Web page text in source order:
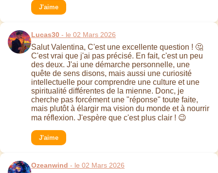
J'aime
Lucas30 - le 02 Mars 2026
Salut Valentina, C'est une excellente question ! 🤔
C'est vrai que j'ai pas précisé. En fait, c'est un peu
des deux. J'ai une démarche personnelle, une
quête de sens disons, mais aussi une curiosité
intellectuelle pour comprendre une culture et une
spiritualité différentes de la mienne. Donc, je
cherche pas forcément une "réponse" toute faite,
mais plutôt à élargir ma vision du monde et à nourrir
ma réflexion. J'espère que c'est plus clair ! 😉
J'aime
Ozeanwind - le 02 Mars 2026